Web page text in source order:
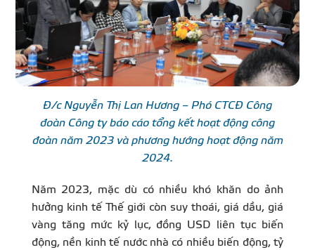
Đ/c Nguyễn Thị Lan Hương – Phó CTCĐ Công
đoàn Công ty báo cáo tổng kết hoạt động công
đoàn năm 2023 và phương hướng hoạt động năm
2024.
Năm 2023, mặc dù có nhiều khó khăn do ảnh
hưởng kinh tế Thế giới còn suy thoái, giá dầu, giá
vàng tăng mức kỷ lục, đồng USD liên tục biến
động, nền kinh tế nước nhà có nhiều biến động, tỷ